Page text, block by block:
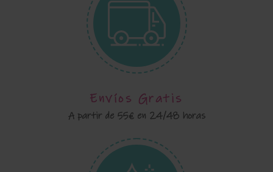
Envíos Gratis
A partir de 55€ en 24/48 horas